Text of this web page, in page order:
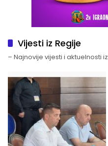
Vijesti iz Regije
– Najnovije vijesti i aktuelnosti